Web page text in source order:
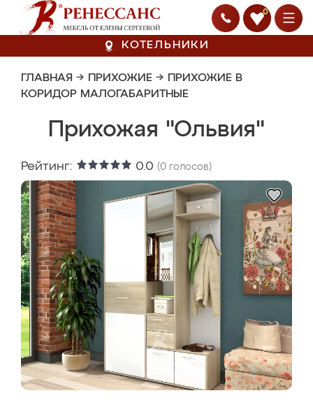
0
КОТЕЛЬНИКИ
ГЛАВНАЯ → ПРИХОЖИЕ → ПРИХОЖИЕ В
КОРИДОР МАЛОГАБАРИТНЫЕ
Прихожая "Ольвия"
Рейтинг: 0.0 (0 голосов)